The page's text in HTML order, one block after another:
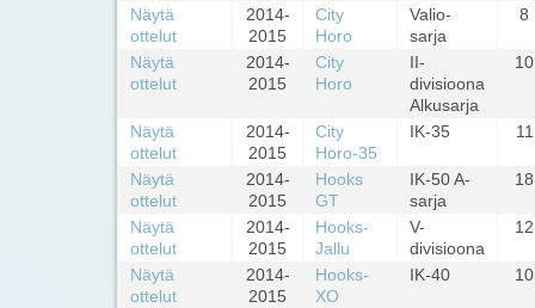
Näytä
ottelut
2014-
2015
City
Horo
Valio-
sarja
8
Näytä
ottelut
2014-
2015
City
Horo
II-
divisioona
Alkusarja
10
Näytä
ottelut
2014-
2015
City
Horo-35
IK-35 11
Näytä
ottelut
2014-
2015
Hooks
GT
IK-50 A-
sarja
18
Näytä
ottelut
2014-
2015
Hooks-
Jallu
V-
divisioona
12
Näytä
ottelut
2014-
2015
Hooks-
XO
IK-40 10